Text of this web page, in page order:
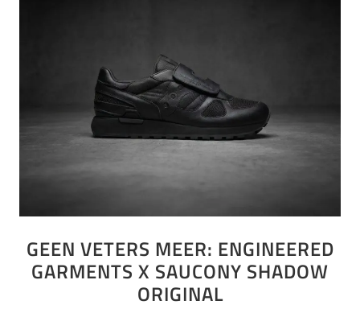
GEEN VETERS MEER: ENGINEERED
GARMENTS X SAUCONY SHADOW
ORIGINAL